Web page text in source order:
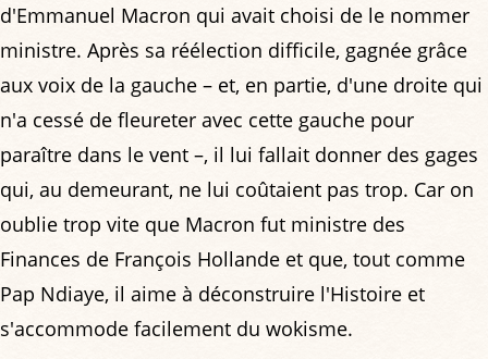
d'Emmanuel Macron qui avait choisi de le nommer
ministre. Après sa réélection difficile, gagnée grâce
aux voix de la gauche – et, en partie, d'une droite qui
n'a cessé de fleureter avec cette gauche pour
paraître dans le vent –, il lui fallait donner des gages
qui, au demeurant, ne lui coûtaient pas trop. Car on
oublie trop vite que Macron fut ministre des
Finances de François Hollande et que, tout comme
Pap Ndiaye, il aime à déconstruire l'Histoire et
s'accommode facilement du wokisme.